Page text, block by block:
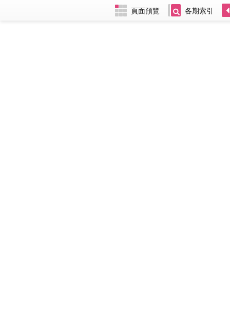
頁面預覽 各期索引